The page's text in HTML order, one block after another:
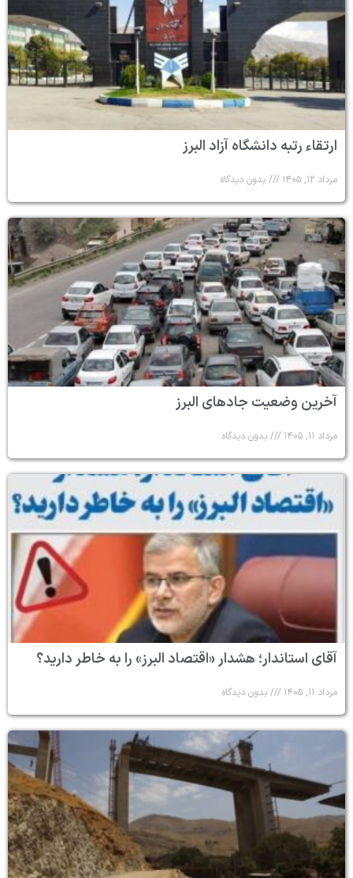
ارتقاء رتبه دانشگاه آزاد البرز
مرداد ۱۲, ۱۴۰۵ بدون دیدگاه
آخرین وضعیت جادهای البرز
مرداد ۱۱, ۱۴۰۵ بدون دیدگاه
آقای استاندار؛ هشدار «اقتصاد البرز» را به خاطر دارید؟
مرداد ۱۱, ۱۴۰۵ بدون دیدگاه